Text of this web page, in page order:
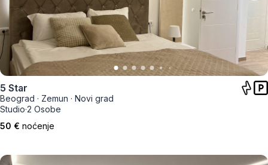
5 Star
Beograd · Zemun · Novi grad
Studio·2 Osobe
50 € noćenje